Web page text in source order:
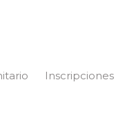
Inscripciones